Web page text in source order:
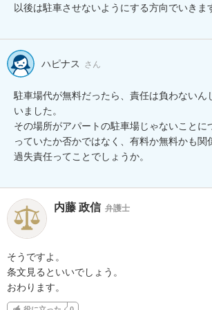
以後は駐車させないようにする方向でいきま
ハピナス さん
駐車場代が無料だったら、責任は負わないん
いました。
その場所がアパートの駐車場じゃないことに
っていたか否かではなく、有料か無料かも関
過失責任ってことでしょうか。
内藤 政信 弁護士
そうですよ。
条文見るといいでしょう。
おわります。